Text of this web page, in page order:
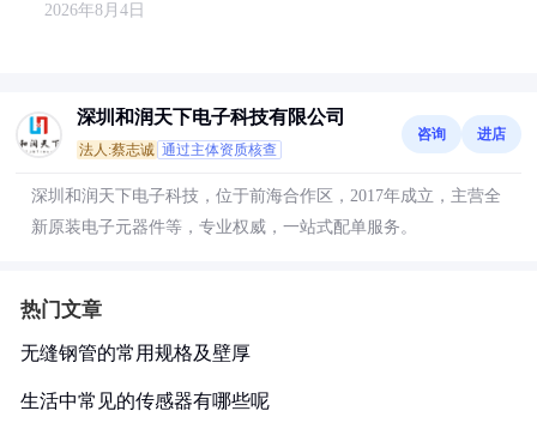
2026年8月4日
深圳和润天下电子科技有限公司
法人:蔡志诚 通过主体资质核查
咨询 进店
深圳和润天下电子科技，位于前海合作区，2017年成立，主营全
新原装电子元器件等，专业权威，一站式配单服务。
热门文章
无缝钢管的常用规格及壁厚
生活中常见的传感器有哪些呢